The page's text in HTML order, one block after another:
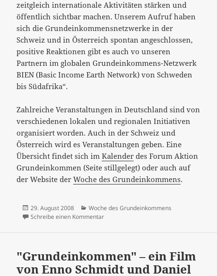
zeitgleich internationale Aktivitäten stärken und
öffentlich sichtbar machen. Unserem Aufruf haben
sich die Grundeinkommensnetzwerke in der
Schweiz und in Österreich spontan angeschlossen,
positive Reaktionen gibt es auch vo unseren
Partnern im globalen Grundeinkommens-Netzwerk
BIEN (Basic Income Earth Network) von Schweden
bis Südafrika“.
Zahlreiche Veranstaltungen in Deutschland sind von
verschiedenen lokalen und regionalen Initiativen
organisiert worden. Auch in der Schweiz und
Österreich wird es Veranstaltungen geben. Eine
Übersicht findet sich imKalender des Forum Aktion
Grundeinkommen (Seite stillgelegt) oder auch auf
der Website derWoche des Grundeinkommens.
Veröffentlicht
am
29. August 2008 Kategorien
Woche des Grundeinkommens
Schreibe einen Kommentarzu Woche des Grundeinkommens vom
"Grundeinkommen" – ein Film
von Enno Schmidt und Daniel